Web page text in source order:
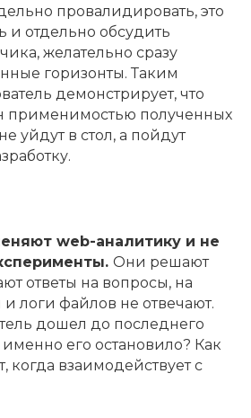
провалидировать, это
и отдельно обсудить
желательно сразу
горизонты. Таким
демонстрирует, что
применимостью полученных
уйдут в стол, а пойдут
web-аналитику и не
Они решают
ответы на вопросы, на
логи файлов не отвечают.
дошел до последнего
его остановило? Как
когда взаимодействует с